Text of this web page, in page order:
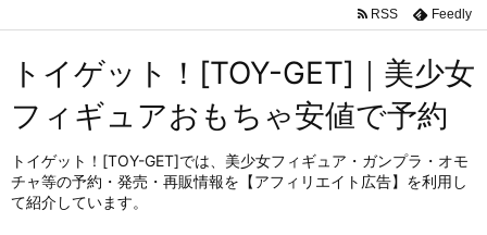
トイゲット！[TOY-GET]｜美少女
フィギュアおもちゃ安値で予約
トイゲット！[TOY-GET]では、美少女フィギュア・ガンプラ・オモ
チャ等の予約・発売・再販情報を【アフィリエイト広告】を利用し
て紹介しています。
RSS Feedly